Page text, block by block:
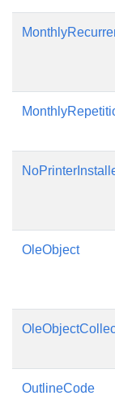
OleObject
OutlineCode